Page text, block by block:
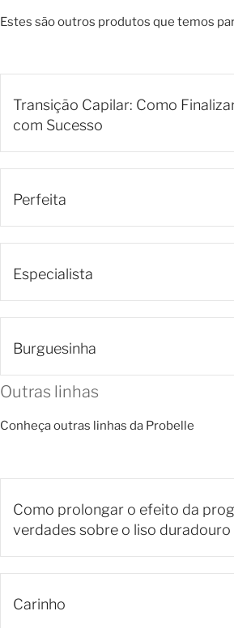
Estes são outros produtos que temos
Transição Capilar: Como
com Sucesso
Perfeita
Especialista
Burguesinha
Outras linhas
Conheça outras linhas da Probelle
Como prolongar o efeito da
verdades sobre o liso duradouro
Carinho